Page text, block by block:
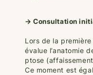
→ Consultation
Lors de la
évalue l’anatomie
ptose
Ce moment est